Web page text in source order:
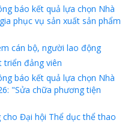
báo kết quả lựa chọn Nhà
phục vụ sản xuất sản phẩm
cán bộ, người lao động
triển đảng viên
báo kết quả lựa chọn Nhà
"Sửa chữa phương tiện
cho Đại hội Thể dục thể thao